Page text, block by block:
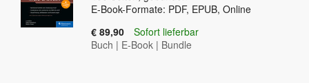
E-Book-Formate: PDF, EPUB, Online
€ 89,90
Sofort lieferbar
Buch | E-Book | Bundle